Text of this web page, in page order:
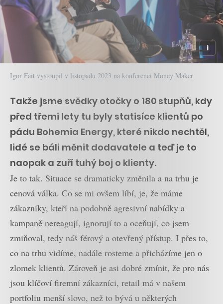
Igor Fait vystoupil v listopadu 2023 na konferenci Money Maker
Takže jsme svědky otočky o 180 stupňů, kdy
před třemi lety tu byly statisíce klientů po
pádu Bohemia Energy, které nikdo nechtěl,
lidé se báli měnit dodavatele a teď je to
naopak a zuří tuhý boj o klienty.
Je to tak. Situace se dramaticky změnila a na trhu je
cenová válka. Co se mi ovšem líbí, je, že máme
zákazníky, kteří na podobně agresivní nabídky a
kampaně nereagují, ignorují to a oceňují, co jsem
zmiňoval, tedy náš férový a otevřený přístup. I přes to,
co na trhu vidíme, nadále rosteme a přicházíme jen o
zlomek klientů. Zároveň je asi dobré zmínit, že pro nás
jsou klíčoví firemní zákazníci, retail má v našem
portfoliu menší slovo, než to bývá u některých